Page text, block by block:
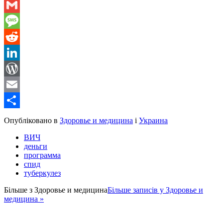
WhatsApp
Gmail
Message
Reddit
LinkedIn
WordPress
Email
Share
Опубліковано в Здоровье и медицина і Украина
ВИЧ
деньги
программа
спид
туберкулез
Більше з Здоровье и медицинаБільше записів у Здоровье и
медицина »